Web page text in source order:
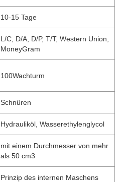
10-15 Tage
L/C, D/A, D/P, T/T, Western Union,
MoneyGram
100Wachturm
Schnüren
Hydrauliköl, Wasserethylenglycol
mit einem Durchmesser von mehr
als 50 cm3
Prinzip des internen Maschens